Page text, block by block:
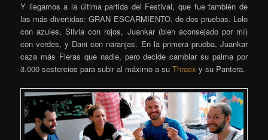
Y llegamos a la última partida del Festival, que fue también de
las más divertidas: GRAN ESCARMIENTO, de dos pruebas. Lolo
con azules, Silvia con rojos, Juankar (bien aconsejado por mí)
con verdes, y Dani con naranjas. En la primera prueba, Juankar
caza más Fieras que nadie, pero decide cambiar su palma por
3.000 sestercios para subir al máximo a suThraex y su Pantera.